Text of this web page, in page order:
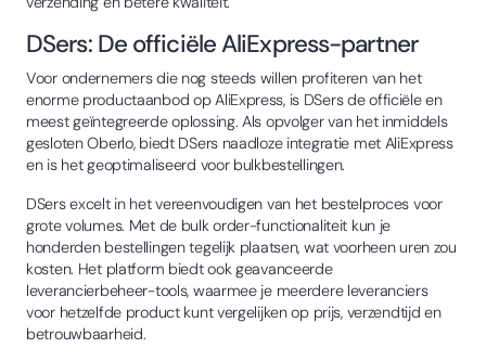
DSers: De officiële AliExpress-partner
Voor ondernemers die nog steeds willen profiteren van het
enorme productaanbod op AliExpress, is DSers de officiële en
meest geïntegreerde oplossing. Als opvolger van het inmiddels
gesloten Oberlo, biedt DSers naadloze integratie met AliExpress
en is het geoptimaliseerd voor bulkbestellingen.
DSers excelt in het vereenvoudigen van het bestelproces voor
grote volumes. Met de bulk order-functionaliteit kun je
honderden bestellingen tegelijk plaatsen, wat voorheen uren zou
kosten. Het platform biedt ook geavanceerde
leverancierbeheer-tools, waarmee je meerdere leveranciers
voor hetzelfde product kunt vergelijken op prijs, verzendtijd en
betrouwbaarheid.